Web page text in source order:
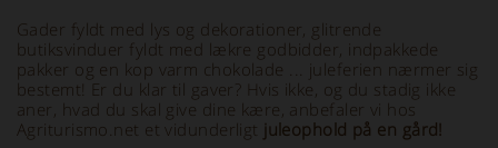
Gader fyldt med lys og dekorationer, glitrende
butiksvinduer fyldt med lækre godbidder, indpakkede
pakker og en kop varm chokolade ... juleferien nærmer sig
bestemt! Er du klar til gaver? Hvis ikke, og du stadig ikke
aner, hvad du skal give dine kære, anbefaler vi hos
Agriturismo.net et vidunderligt juleophold på en gård!